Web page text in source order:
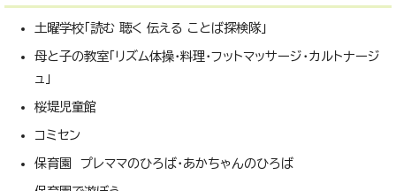
土曜学校「読む 聴く 伝える ことば探検隊」
母と子の教室「リズム体操・料理・フットマッサージ・カルトナージ
ュ」
桜堤児童館
コミセン
保育園 プレママのひろば・あかちゃんのひろば